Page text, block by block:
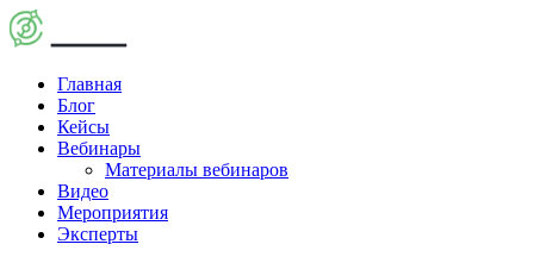
Главная
Блог
Кейсы
Вебинары
Материалы вебинаров
Видео
Мероприятия
Эксперты